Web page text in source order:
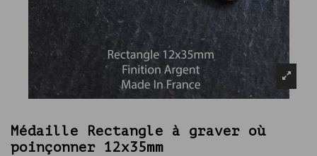
Médaille Rectangle à graver où
poinçonner 12x35mm